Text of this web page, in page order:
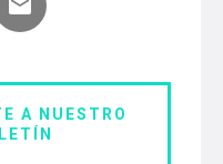
A NUESTRO